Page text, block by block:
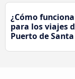
¿Cómo
para los viajes
Puerto de